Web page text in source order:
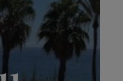
CARMEN